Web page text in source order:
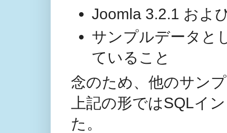
Joomla 3.2.1 およ
サンプルデータと
ていること
念のため、他のサン
上記の形ではSQLイ
た。